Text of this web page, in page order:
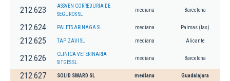
212.623
ASSVEN CORREDURIA DE
SEGUROS SL
mediana Barcelona
212.624 PALETS ARINAGA SL mediana Palmas (las)
212.625 TAPIZAVI SL mediana Alicante
212.626
CLINICA VETERINARIA
SITGES SL.
mediana Barcelona
212.627 SOLID SMARD SL mediana Guadalajara